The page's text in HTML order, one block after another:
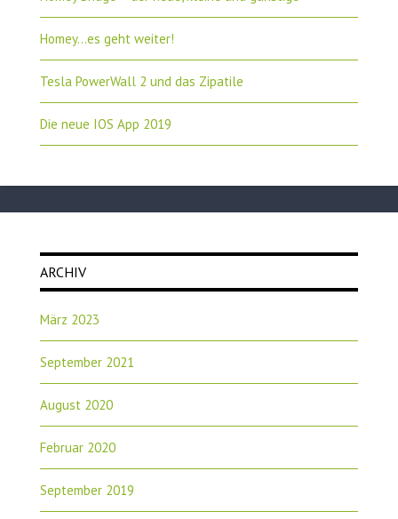
Homey…es geht weiter!
Tesla PowerWall 2 und das Zipatile
Die neue IOS App 2019
ARCHIV
März 2023
September 2021
August 2020
Februar 2020
September 2019